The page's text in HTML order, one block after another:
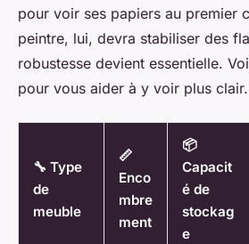
pour voir ses papiers au premier
peintre, lui, devra stabiliser des
robustesse devient essentielle.
pour vous aider à y voir plus clair.
🔧 Type
de
meuble
📏
Enco
mbre
ment
📦
Capacit
é de
stockag
e